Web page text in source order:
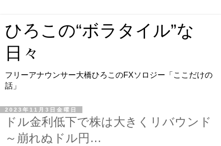
ひろこの“ボラタイル”な
日々
フリーアナウンサー大橋ひろこのFXソロジー「ここだけの
話」
2023年11月3日金曜日
ドル金利低下で株は大きくリバウンド
～崩れぬドル円…